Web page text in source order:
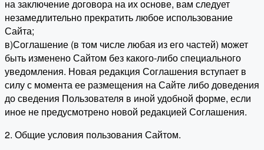
на заключение договора на их основе, вам следует
незамедлительно прекратить любое использование
Сайта;
в)Соглашение (в том числе любая из его частей) может
быть изменено Сайтом без какого-либо специального
уведомления. Новая редакция Соглашения вступает в
силу с момента ее размещения на Сайте либо доведения
до сведения Пользователя в иной удобной форме, если
иное не предусмотрено новой редакцией Соглашения.
2. Общие условия пользования Сайтом.